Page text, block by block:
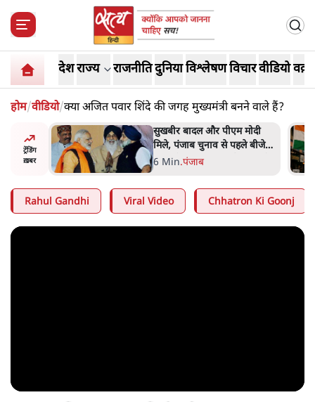
देशराज्य राजनीतिदुनियाविश्लेषणविचारवीडियो
होम/वीडियो/क्या अजित पवार शिंदे की जगह मुख्यमंत्री बनने वाले हैं?
ट्रेंडिंग
ख़बर
'छात्रों
मंज़ूरी
सुखबीर बादल और पीएम मोदी
मिले, पंजाब चुनाव से पहले बीजेपी-
अकाली दल गठबंधन की अटकलें
6 Min.पंजाब
Rahul Gandhi Viral Video Chhatron Ki Goonj